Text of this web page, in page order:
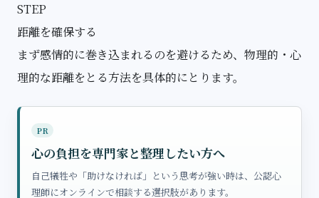
STEP
距離を確保する
まず感情的に巻き込まれるのを避けるため、物理的・心
理的な距離をとる方法を具体的にとります。
PR
心の負担を専門家と整理したい方へ
自己犠牲や「助けなければ」という思考が強い時は、公認心
理師にオンラインで相談する選択肢があります。